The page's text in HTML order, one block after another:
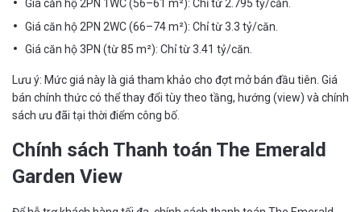
Giá căn hộ 2PN 1WC (56–61 m²): Chỉ từ 2.795 tỷ/căn.
Giá căn hộ 2PN 2WC (66–74 m²): Chỉ từ 3.3 tỷ/căn.
Giá căn hộ 3PN (từ 85 m²): Chỉ từ 3.41 tỷ/căn.
Lưu ý: Mức giá này là giá tham khảo cho đợt mở bán đầu tiên. Giá
bán chính thức có thể thay đổi tùy theo tầng, hướng (view) và chính
sách ưu đãi tại thời điểm công bố.
Chính sách Thanh toán The Emerald
Garden View